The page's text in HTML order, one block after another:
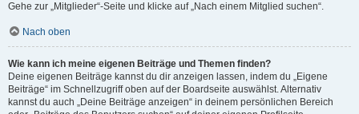
Gehe zur „Mitglieder“-Seite und klicke auf „Nach einem Mitglied suchen“.
Nach oben
Wie kann ich meine eigenen Beiträge und Themen finden?
Deine eigenen Beiträge kannst du dir anzeigen lassen, indem du „Eigene
Beiträge“ im Schnellzugriff oben auf der Boardseite auswählst. Alternativ
kannst du auch „Deine Beiträge anzeigen“ in deinem persönlichen Bereich